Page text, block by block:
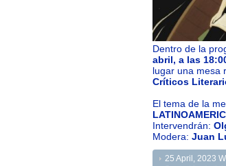
Dentro de la
abril, a las
lugar una mesa
Críticos
El tema de la
Intervendrán:
Modera: Juan
25 April, 2023